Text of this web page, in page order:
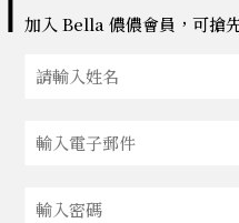
加入 Bella 儂儂會員，可搶